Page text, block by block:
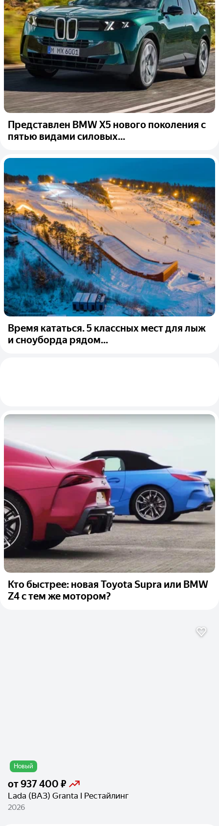
Представлен BMW X5 нового поколения с
пятью видами силовых...
Время кататься. 5 классных мест для лыж
и сноуборда рядом...
Кто быстрее: новая Toyota Supra или BMW
Z4 с тем же мотором?
Новый
от937 400 ₽
Lada (ВАЗ) Granta I Рестайлинг
2026